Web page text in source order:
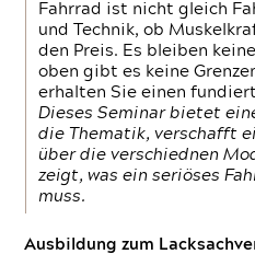
Fahrrad ist nicht gleich
und Technik, ob
den Preis. Es bleiben
oben gibt es keine
erhalten Sie einen
Dieses Seminar bietet
die Thematik, verschafft
über die verschiednen
zeigt, was ein seriöses
muss.
Ausbildung zum